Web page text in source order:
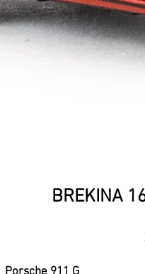
BREKINA